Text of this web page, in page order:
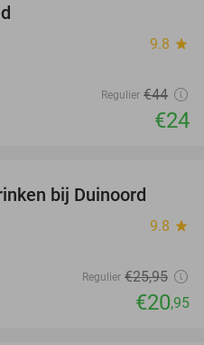
9.8 star
Regulier €44
€24
bij Duinoord
9.8 star
Regulier €25,95
€20,95